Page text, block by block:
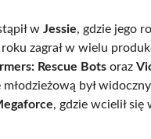
w Jessie, gdzie jego
zagrał w wielu
Rescue Bots oraz
był
, gdzie wcielił się